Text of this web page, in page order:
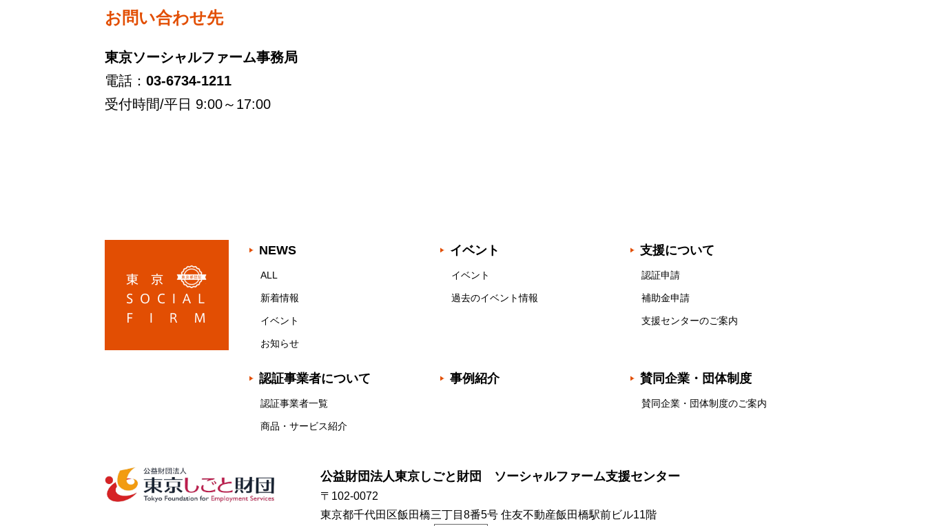
お問い合わせ先
東京ソーシャルファーム事務局
電話： 03-6734-1211
受付時間/平日 9:00～17:00
NEWS
ALL
新着情報
イベント
お知らせ
イベント
イベント
過去のイベント情報
支援について
認証申請
補助金申請
支援センターのご案内
認証事業者について
認証事業者一覧
商品・サービス紹介
事例紹介 賛同企業・団体制度
賛同企業・団体制度のご案内
公益財団法人東京しごと財団 ソーシャルファーム支援センター
〒102-0072
東京都千代田区飯田橋三丁目8番5号 住友不動産飯田橋駅前ビル11階